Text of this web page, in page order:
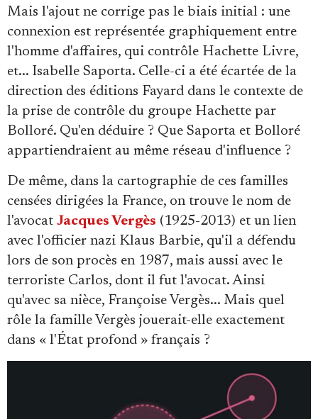
Mais l'ajout ne corrige pas le biais initial : une
connexion est représentée graphiquement entre
l'homme d'affaires, qui contrôle Hachette Livre,
et... Isabelle Saporta. Celle-ci a été écartée de la
direction des éditions Fayard dans le contexte de
la prise de contrôle du groupe Hachette par
Bolloré. Qu'en déduire ? Que Saporta et Bolloré
appartiendraient au même réseau d'influence ?
De même, dans la cartographie de ces familles
censées dirigées la France, on trouve le nom de
l'avocat Jacques Vergès (1925-2013) et un lien
avec l'officier nazi Klaus Barbie, qu'il a défendu
lors de son procès en 1987, mais aussi avec le
terroriste Carlos, dont il fut l'avocat. Ainsi
qu'avec sa nièce, Françoise Vergès... Mais quel
rôle la famille Vergès jouerait-elle exactement
dans « l'État profond » français ?